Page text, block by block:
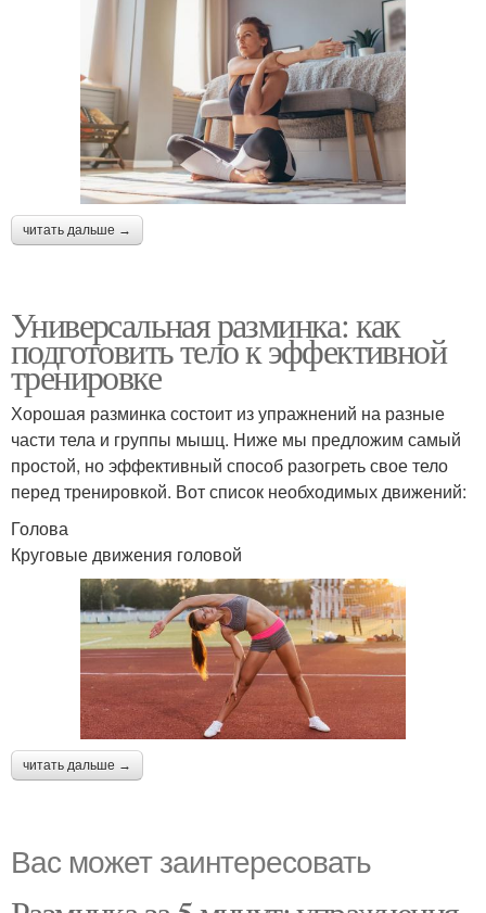
читать дальше →
Универсальная разминка: как
подготовить тело к эффективной
тренировке
Хорошая разминка состоит из упражнений на разные
части тела и группы мышц. Ниже мы предложим самый
простой, но эффективный способ разогреть свое тело
перед тренировкой. Вот список необходимых движений:
Голова
Круговые движения головой
читать дальше →
Вас может заинтересовать